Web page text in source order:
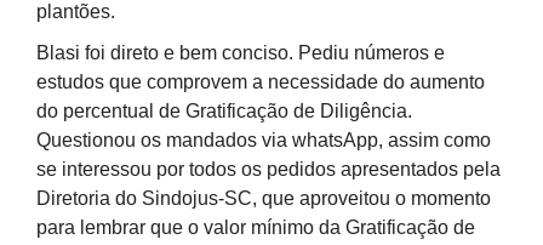
plantões.
Blasi foi direto e bem conciso. Pediu números e
estudos que comprovem a necessidade do aumento
do percentual de Gratificação de Diligência.
Questionou os mandados via whatsApp, assim como
se interessou por todos os pedidos apresentados pela
Diretoria do Sindojus-SC, que aproveitou o momento
para lembrar que o valor mínimo da Gratificação de